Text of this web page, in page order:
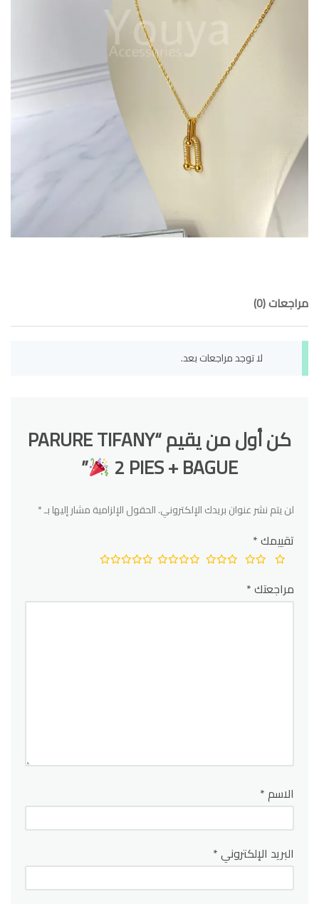
مراجعات (0)
لا توجد مراجعات بعد.
كن أول من يقيم “PARURE TIFANY
2 PIES + BAGUE
”
لن يتم نشر عنوان بريدك الإلكتروني.الحقول الإلزامية مشار إليها بـ*
تقييمك*
مراجعتك*
الاسم*
البريد الإلكتروني*